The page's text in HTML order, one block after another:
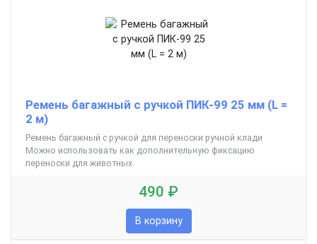
Ремень багажный с ручкой ПИК-99 25 мм (L =
2 м)
Ремень багажный с ручкой для переноски ручной клади
Можно использовать как дополнительную фиксацию
переноски для животных.
490 ₽
В корзину